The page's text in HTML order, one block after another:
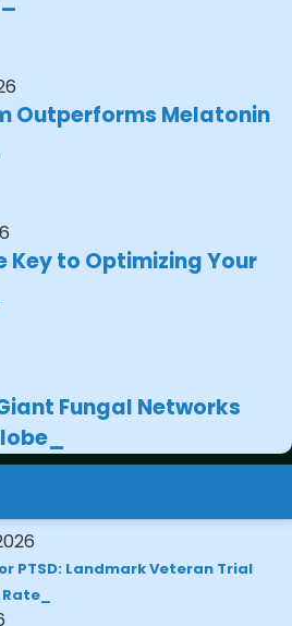
Outperforms Melatonin
Key to Optimizing Your
Fungal Networks
PTSD: Landmark Veteran Trial
Rate